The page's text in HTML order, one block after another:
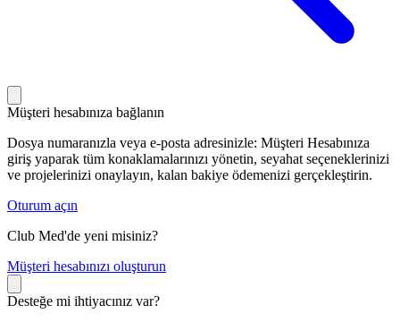
Müşteri hesabınıza bağlanın
Dosya numaranızla veya e-posta adresinizle: Müşteri Hesabınıza
giriş yaparak tüm konaklamalarınızı yönetin, seyahat seçeneklerinizi
ve projelerinizi onaylayın, kalan bakiye ödemenizi gerçekleştirin.
Oturum açın
Club Med'de yeni misiniz?
Müşteri hesabınızı oluşturun
Desteğe mi ihtiyacınız var?